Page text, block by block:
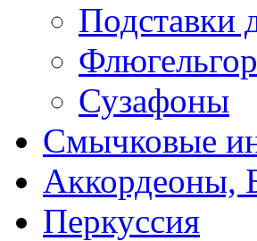
Подставки
Сузафоны
Смычковые
Аккордеоны,
Перкуссия